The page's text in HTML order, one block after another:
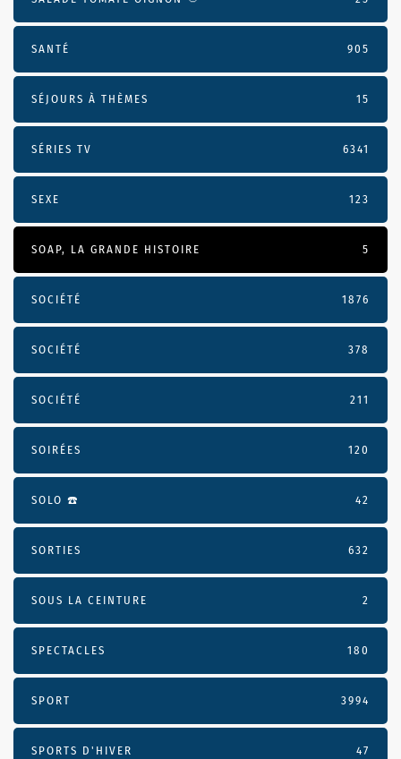
SANTÉ 905
SÉJOURS À THÈMES 15
SÉRIES TV 6341
SEXE 123
SOAP, LA GRANDE HISTOIRE 5
SOCIÉTÉ 1876
SOCIÉTÉ 378
SOCIÉTÉ 211
SOIRÉES 120
SOLO ☎️ 42
SORTIES 632
SOUS LA CEINTURE 2
SPECTACLES 180
SPORT 3994
SPORTS D'HIVER 47